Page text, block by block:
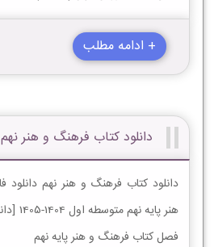
+ ادامه مطلب
دانلود کتاب فرهنگ و هنر نهم
فصل کتاب فرهنگ و هنر پایه نهم